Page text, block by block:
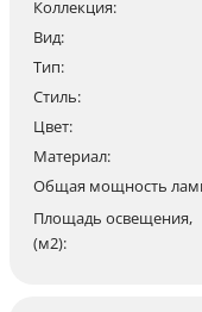
Коллекция:
Вид:
Тип:
Стиль:
Цвет:
Материал:
Общая мощность
Площадь освещения,
(м2):